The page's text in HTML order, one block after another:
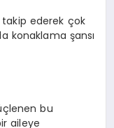
takip ederek çok
konaklama şansı
bu
aileye